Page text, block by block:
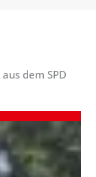
aus dem SPD